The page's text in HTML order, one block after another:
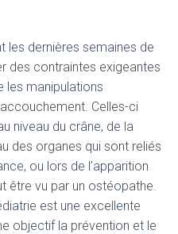
les dernières semaines de
des contraintes exigeantes
les manipulations
Celles-ci
niveau du crâne, de la
des organes qui sont reliés
ou lors de l’apparition
être vu par un ostéopathe.
est une excellente
objectif la prévention et le